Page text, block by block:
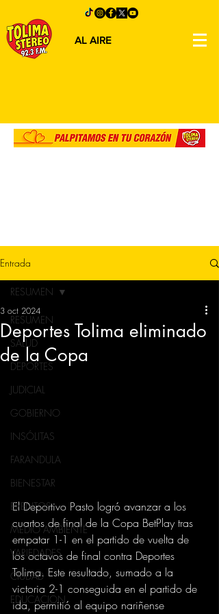
AL AIRE
Entrada
RESUMEN
SALUD
DEPORTES
JUDICIAL
GOBIERNO
INSÓLITAS
FARANDULA
BIENESTAR
EVENTOS
MEDIO AMBIENTE
VARIEDADES
CIUDAD
EDUCACION
RESUMEN
Deportes Tolima eliminado
de la Copa
3 oct 2024
El Deportivo Pasto logró avanzar a los
cuartos de final de la Copa BetPlay tras
empatar 1-1 en el partido de vuelta de
los octavos de final contra Deportes
Tolima. Este resultado, sumado a la
victoria 2-1 conseguida en el partido de
ida, permitió al equipo nariñense